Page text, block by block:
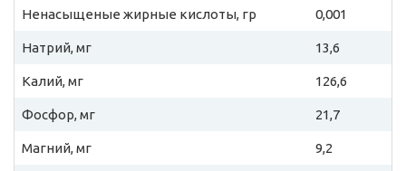
Ненасыщеные жирные кислоты, гр 0,001
Натрий, мг 13,6
Калий, мг 126,6
Фосфор, мг 21,7
Магний, мг 9,2